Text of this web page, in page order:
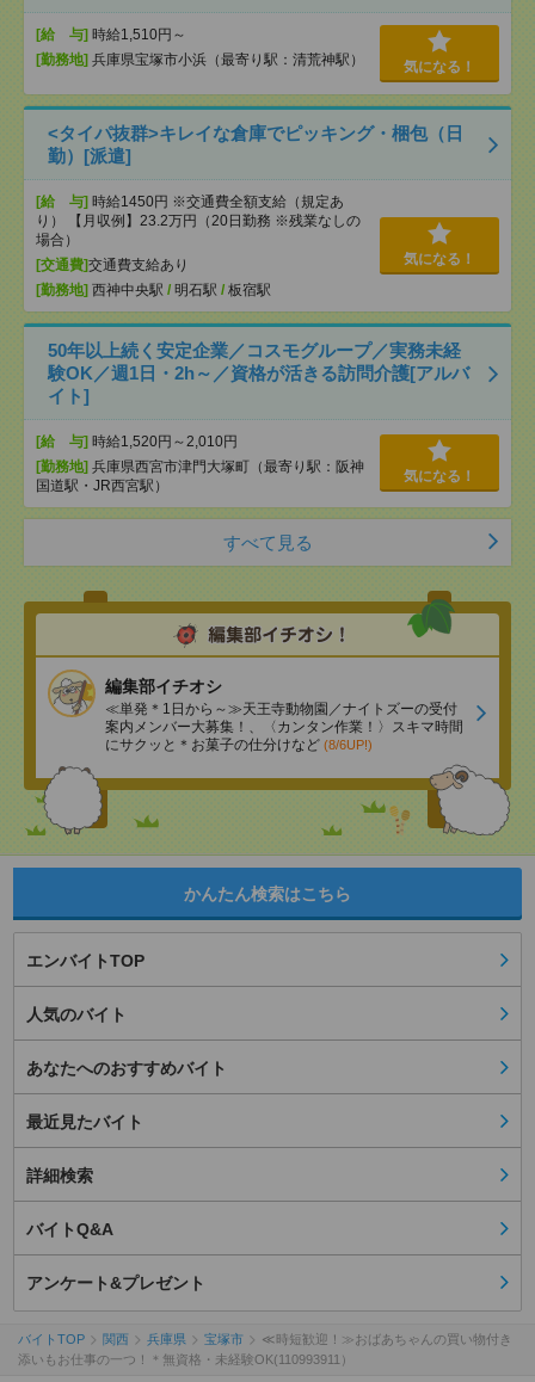
[給 与] 時給1,510円～
[勤務地] 兵庫県宝塚市小浜（最寄り駅：清荒神駅） 気になる！
<タイパ抜群>キレイな倉庫でピッキング・梱包（日
勤）[派遣]
[給 与] 時給1450円 ※交通費全額支給（規定あ
り） 【月収例】23.2万円（20日勤務 ※残業なしの
場合）
[交通費]交通費支給あり
[勤務地] 西神中央駅 / 明石駅 / 板宿駅
気になる！
50年以上続く安定企業／コスモグループ／実務未経
験OK／週1日・2h～／資格が活きる訪問介護[アルバ
イト]
[給 与] 時給1,520円～2,010円
[勤務地] 兵庫県西宮市津門大塚町（最寄り駅：阪神
国道駅・JR西宮駅）
気になる！
すべて見る
編集部イチオシ
≪単発＊1日から～≫天王寺動物園／ナイトズーの受付
案内メンバー大募集！、〈カンタン作業！〉スキマ時間
にサクッと＊お菓子の仕分けなど (8/6UP!)
かんたん検索はこちら
エンバイトTOP
人気のバイト
あなたへのおすすめバイト
最近見たバイト
詳細検索
バイトQ&A
アンケート&プレゼント
バイトTOP 関西 兵庫県 宝塚市
≪時短歓迎！≫おばあちゃんの買い物付き
添いもお仕事の一つ！＊無資格・未経験OK(110993911）